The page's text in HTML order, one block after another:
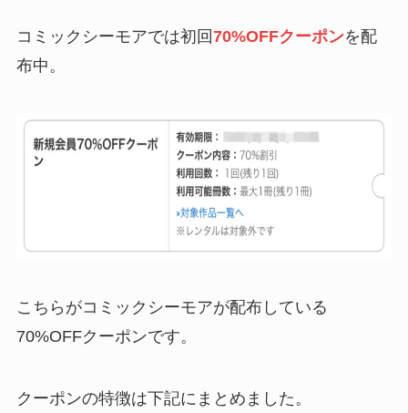
コミックシーモアでは初回70%OFFクーポンを配
布中。
こちらがコミックシーモアが配布している
70%OFFクーポンです。
クーポンの特徴は下記にまとめました。